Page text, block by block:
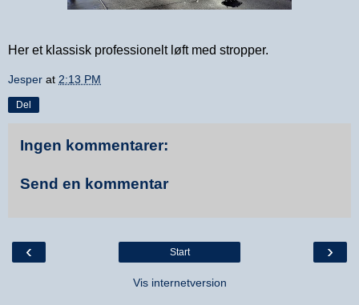
Her et klassisk professionelt løft med stropper.
Jesper at 2:13 PM
Del
Ingen kommentarer:
Send en kommentar
‹ ›
Start
Vis internetversion